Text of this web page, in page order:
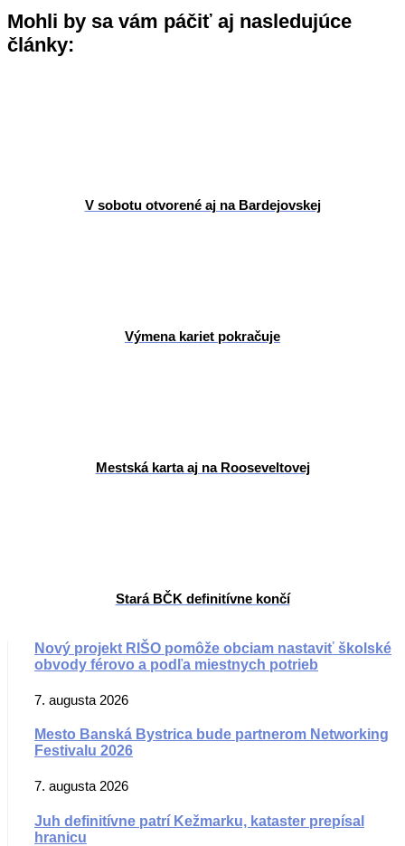
Mohli by sa vám páčiť aj nasledujúce
články:
V sobotu otvorené aj na Bardejovskej
Výmena kariet pokračuje
Mestská karta aj na Rooseveltovej
Stará BČK definitívne končí
Nový projekt RIŠO pomôže obciam nastaviť školské
obvody férovo a podľa miestnych potrieb
7. augusta 2026
Mesto Banská Bystrica bude partnerom Networking
Festivalu 2026
7. augusta 2026
Juh definitívne patrí Kežmarku, kataster prepísal
hranicu